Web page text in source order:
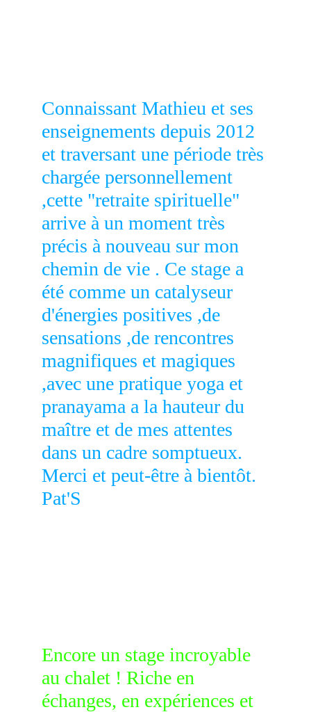
Connaissant Mathieu et ses
enseignements depuis 2012
et traversant une période très
chargée personnellement
,cette "retraite spirituelle"
arrive à un moment très
précis à nouveau sur mon
chemin de vie . Ce stage a
été comme un catalyseur
d'énergies positives ,de
sensations ,de rencontres
magnifiques et magiques
,avec une pratique yoga et
pranayama a la hauteur du
maître et de mes attentes
dans un cadre somptueux.
Merci et peut-être à bientôt.
Pat'S
Encore un stage incroyable
au chalet ! Riche en
échanges, en expériences et